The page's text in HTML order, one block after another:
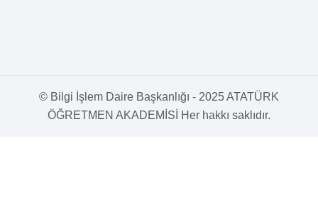
© Bilgi İşlem Daire Başkanlığı - 2025 ATATÜRK
ÖĞRETMEN AKADEMİSİ Her hakkı saklıdır.